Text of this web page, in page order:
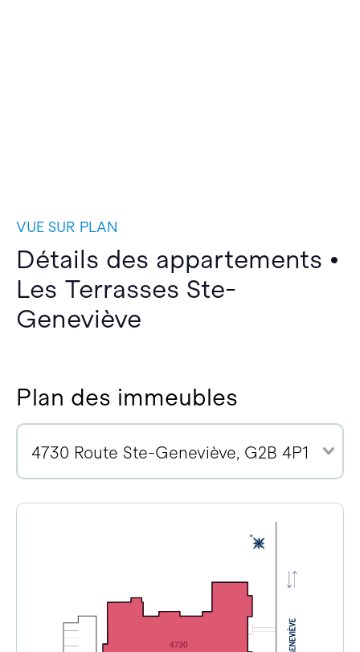
VUE SUR PLAN
Détails des appartements •
Les Terrasses Ste-
Geneviève
Plan des immeubles
4730 Route Ste-Geneviève, G2B 4P1